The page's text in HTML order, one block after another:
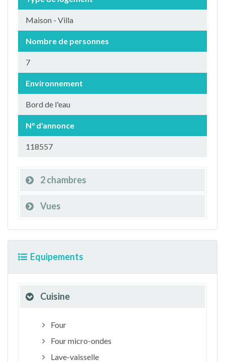
Maison - Villa
Nombre de personnes
7
Environnement
Bord de l'eau
N° d'annonce
118557
2 chambres
Vues
Equipements
Cuisine
Four
Four micro-ondes
Lave-vaisselle